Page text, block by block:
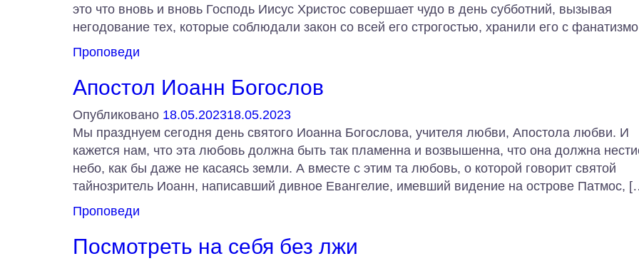
это что вновь и вновь Господь Иисус Христос совершает чудо в день субботний, вызывая
негодование тех, которые соблюдали закон со всей его строгостью, хранили его с
Проповеди
Апостол Иоанн Богослов
Опубликовано 18.05.202318.05.2023
Мы празднуем сегодня день святого Иоанна Богослова, учителя любви, Апостола любви. И
кажется нам, что эта любовь должна быть так пламенна и возвышенна, что она должна
небо, как бы даже не касаясь земли. А вместе с этим та любовь, о которой говорит святой
тайнозритель Иоанн, написавший дивное Евангелие, имевший видение на острове Патмос,
Проповеди
Посмотреть на себя без лжи